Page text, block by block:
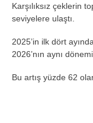
Karşılıksız çeklerin
seviyelere ulaştı.
2025’in ilk dört
2026’nın aynı
Bu artış yüzde 62